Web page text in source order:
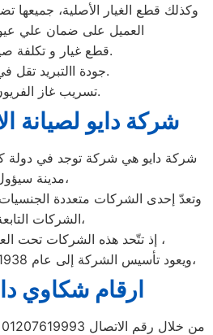
وكذلك قطع الغيار الأصلية، جميعها
العميل على ضمان علي
قطع غيار و تكلفة صيانة عالية.
جودة االتبريد تقل في الصيف.
تسريب غاز الفريون أحيانا.
شركة دايو لصيانة
شركة دايو هي شركة توجد في دولة
مدينة سيؤول،
وتعدّ إحدى الشركات متعددة
الشركات التابعة لها،
إذ تتّحد هذه الشركات تحت العلامة التجاريّة لـ دايو ،
ويعود تأسيس الشركة إلى عام 1938م على يد لي بيونغ تشول،
ارقام شكاوي